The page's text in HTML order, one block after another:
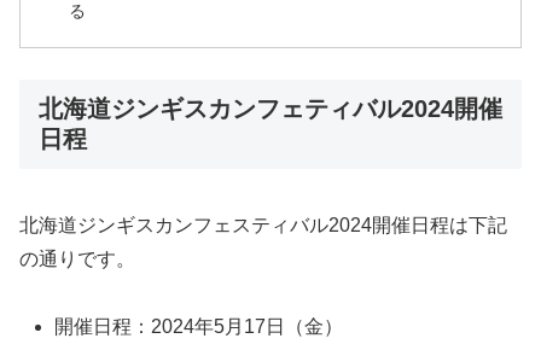
る
北海道ジンギスカンフェティバル2024開催
日程
北海道ジンギスカンフェスティバル2024開催日程は下記
の通りです。
開催日程：2024年5月17日（金）